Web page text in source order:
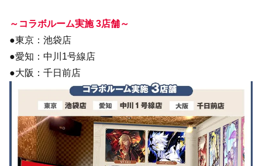
～コラボルーム実施 3店舗～
●東京：池袋店
●愛知：中川1号線店
●大阪：千日前店